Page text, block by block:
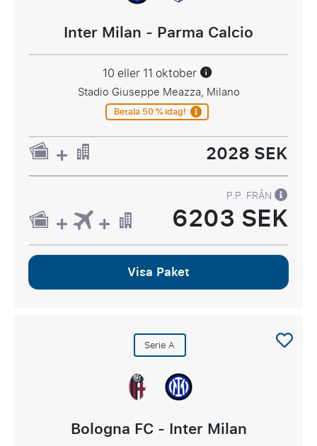
Inter Milan - Parma Calcio
10 eller 11 oktober
Stadio Giuseppe Meazza, Milano
Betala 50 % idag!
2028 SEK
P.P. FRÅN
6203 SEK
Visa Paket
Serie A
Bologna FC - Inter Milan